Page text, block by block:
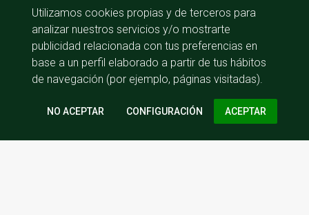
Utilizamos cookies propias y de terceros para
analizar nuestros servicios y/o mostrarte
publicidad relacionada con tus preferencias en
base a un perfil elaborado a partir de tus hábitos
de navegación (por ejemplo, páginas visitadas).
CONFIGURACIÓN
Gastos de envío
ACCESO RÁPIDO
Iniciar sesión